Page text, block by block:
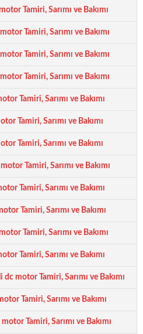
Tamiri, Sarımı ve Bakımı
Tamiri, Sarımı ve Bakımı
Tamiri, Sarımı ve Bakımı
Tamiri, Sarımı ve Bakımı
Tamiri, Sarımı ve Bakımı
Tamiri, Sarımı ve Bakımı
Tamiri, Sarımı ve Bakımı
Tamiri, Sarımı ve Bakımı
Tamiri, Sarımı ve Bakımı
Tamiri, Sarımı ve Bakımı
Tamiri, Sarımı ve Bakımı
Tamiri, Sarımı ve Bakımı
motor Tamiri, Sarımı ve Bakımı
Tamiri, Sarımı ve Bakımı
Tamiri, Sarımı ve Bakımı